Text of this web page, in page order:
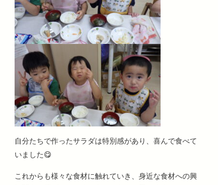
自分たちで作ったサラダは特別感があり、喜んで食べて
いました😋
これからも様々な食材に触れていき、身近な食材への興